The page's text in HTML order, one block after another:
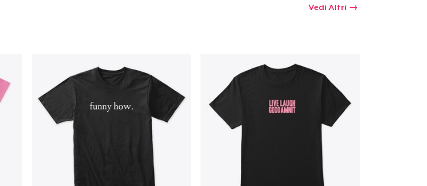
Vedi Altri